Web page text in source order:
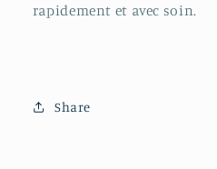
rapidement et avec soin.
Share